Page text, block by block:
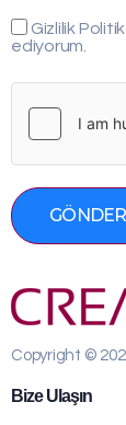
Gizlilik
ediyorum.
GÖNDER
Copyright ©
Bize Ulaşın